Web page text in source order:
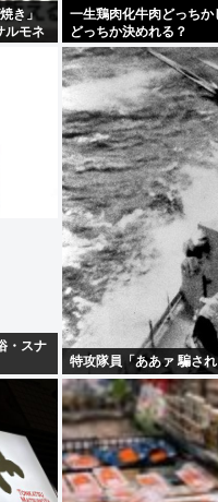
き」
ルモネ
一生鶏肉化牛肉どっち
どっちか決めれる？
・スナ
特攻隊員「ああァ 騙さ